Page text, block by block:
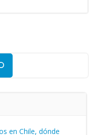
en Chile, dónde